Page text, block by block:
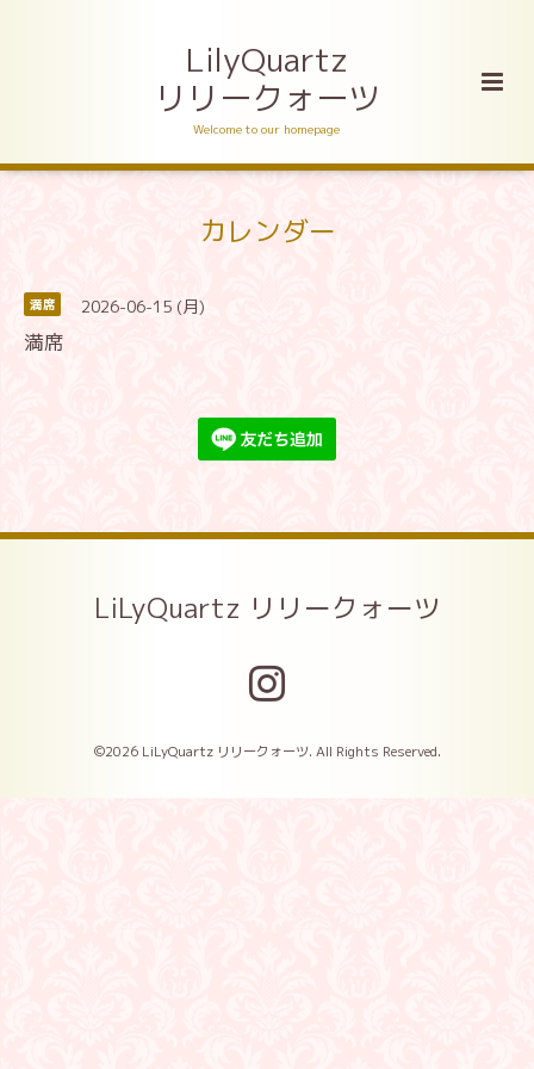
LilyQuartz
リリークォーツ
Welcome to our homepage
カレンダー
満席 2026-06-15 (月)
満席
LiLyQuartz リリークォーツ
©2026 LiLyQuartz リリークォーツ. All Rights Reserved.